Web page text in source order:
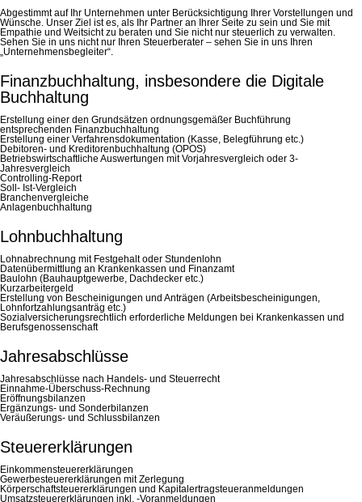
Abgestimmt auf Ihr Unternehmen unter Berücksichtigung Ihrer Vorstellungen und
Wünsche. Unser Ziel ist es, als Ihr Partner an Ihrer Seite zu sein und Sie mit
Empathie und Weitsicht zu beraten und Sie nicht nur steuerlich zu verwalten.
Sehen Sie in uns nicht nur Ihren Steuerberater – sehen Sie in uns Ihren
„Unternehmensbegleiter“.
Finanzbuchhaltung, insbesondere die Digitale
Buchhaltung
Erstellung einer den Grundsätzen ordnungsgemäßer Buchführung
entsprechenden Finanzbuchhaltung
Erstellung einer Verfahrensdokumentation (Kasse, Belegführung etc.)
Debitoren- und Kreditorenbuchhaltung (OPOS)
Betriebswirtschaftliche Auswertungen mit Vorjahresvergleich oder 3-
Jahresvergleich
Controlling-Report
Soll- Ist-Vergleich
Branchenvergleiche
Anlagenbuchhaltung
Lohnbuchhaltung
Lohnabrechnung mit Festgehalt oder Stundenlohn
Datenübermittlung an Krankenkassen und Finanzamt
Baulohn (Bauhauptgewerbe, Dachdecker etc.)
Kurzarbeitergeld
Erstellung von Bescheinigungen und Anträgen (Arbeitsbescheinigungen,
Lohnfortzahlungsanträg etc.)
Sozialversicherungsrechtlich erforderliche Meldungen bei Krankenkassen und
Berufsgenossenschaft
Jahresabschlüsse
Jahresabschlüsse nach Handels- und Steuerrecht
Einnahme-Überschuss-Rechnung
Eröffnungsbilanzen
Ergänzungs- und Sonderbilanzen
Veräußerungs- und Schlussbilanzen
Steuererklärungen
Einkommensteuererklärungen
Gewerbesteuererklärungen mit Zerlegung
Körperschaftsteuererklärungen und Kapitalertragsteueranmeldungen
Umsatzsteuererklärungen inkl. -Voranmeldungen